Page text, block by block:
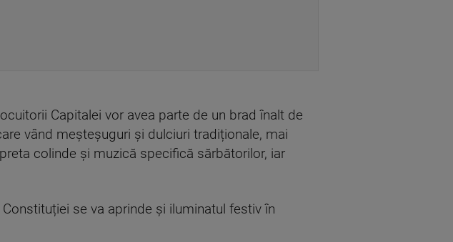
Capitalei vor avea parte de un brad înalt de
vând meșteșuguri și dulciuri tradiționale, mai
colinde și muzică specifică sărbătorilor, iar
se va aprinde și iluminatul festiv în